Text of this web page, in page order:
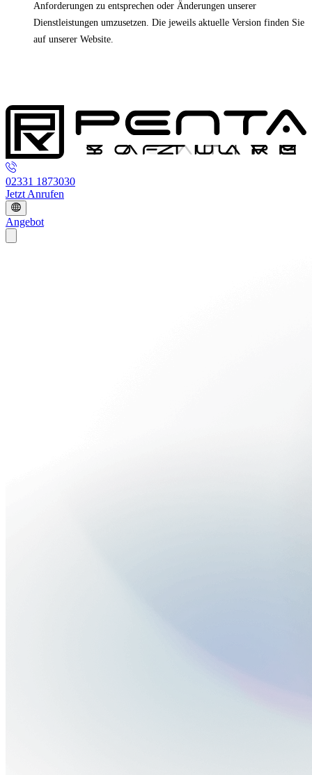
Anforderungen zu entsprechen oder Änderungen unserer
Dienstleistungen umzusetzen. Die jeweils aktuelle Version finden Sie
auf unserer Website.
02331 1873030
Jetzt Anrufen
Angebot